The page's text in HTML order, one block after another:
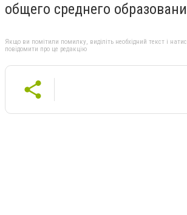
общего среднего
Якщо ви помітили помилку, виділіть необхідний текст і
повідомити про це редакцію